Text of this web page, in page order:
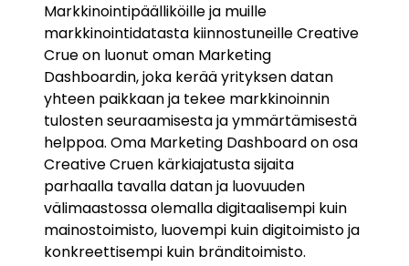
Markkinointipäälliköille ja muille
markkinointidatasta kiinnostuneille Creative
Crue on luonut oman Marketing
Dashboardin, joka kerää yrityksen datan
yhteen paikkaan ja tekee markkinoinnin
tulosten seuraamisesta ja ymmärtämisestä
helppoa. Oma Marketing Dashboard on osa
Creative Cruen kärkiajatusta sijaita
parhaalla tavalla datan ja luovuuden
välimaastossa olemalla digitaalisempi kuin
mainostoimisto, luovempi kuin digitoimisto ja
konkreettisempi kuin bränditoimisto.